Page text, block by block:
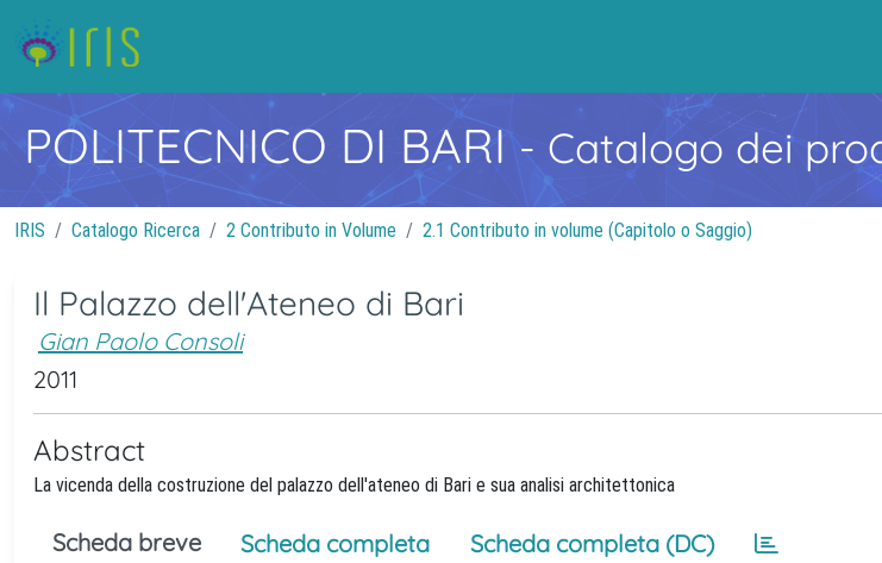
POLITECNICO DI BARI- Catalogo dei
IRIS Catalogo Ricerca 2 Contributo in Volume 2.1 Contributo in volume (Capitolo o Saggio)
Il Palazzo dell'Ateneo di Bari
Gian Paolo Consoli
2011
Abstract
La vicenda della costruzione del palazzo dell'ateneo di Bari e sua analisi architettonica
Scheda breve Scheda completa Scheda completa (DC)